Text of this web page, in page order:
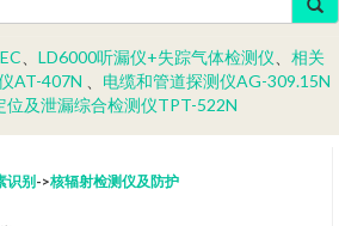
LD6000听漏仪+失踪气体检测仪
相关
AT-407N
电缆和管道探测仪AG-309.15N
位及泄漏综合检测仪TPT-522N
识别->核辐射检测仪及防护